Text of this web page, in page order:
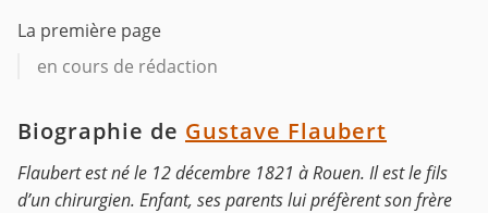
La première page
en cours de rédaction
Biographie de Gustave Flaubert
Flaubert est né le 12 décembre 1821 à Rouen. Il est le fils
d’un chirurgien. Enfant, ses parents lui préfèrent son frère